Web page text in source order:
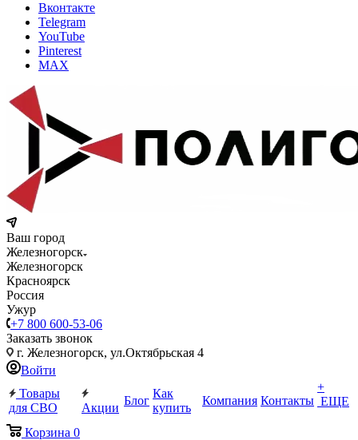
Вконтакте
Telegram
YouTube
Pinterest
MAX
Ваш город
Железногорск
Железногорск
Красноярск
Россия
Ужур
+7 800 600-53-06
Заказать звонок
г. Железногорск, ул.Октябрьская 4
Войти
Товары
для СВО
Акции
Блог
Как
купить
Компания Контакты
+
ЕЩЕ
Корзина 0